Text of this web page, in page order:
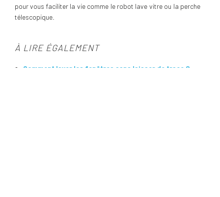
pour vous faciliter la vie comme le robot lave vitre ou la perche
télescopique.
À LIRE ÉGALEMENT
Comment laver les fenêtres sans laisser de trace ?